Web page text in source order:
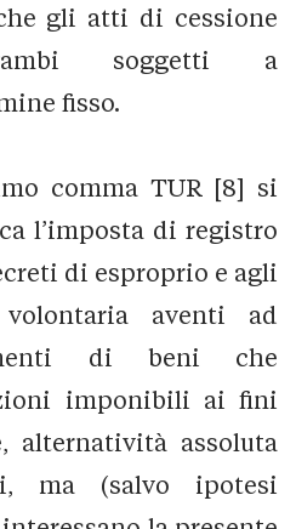
gli atti di cessione
soggetti a
fisso.
comma TUR [8] si
l’imposta di registro
di esproprio e agli
aventi ad
di beni che
imponibili ai fini
alternatività assoluta
ma (salvo ipotesi